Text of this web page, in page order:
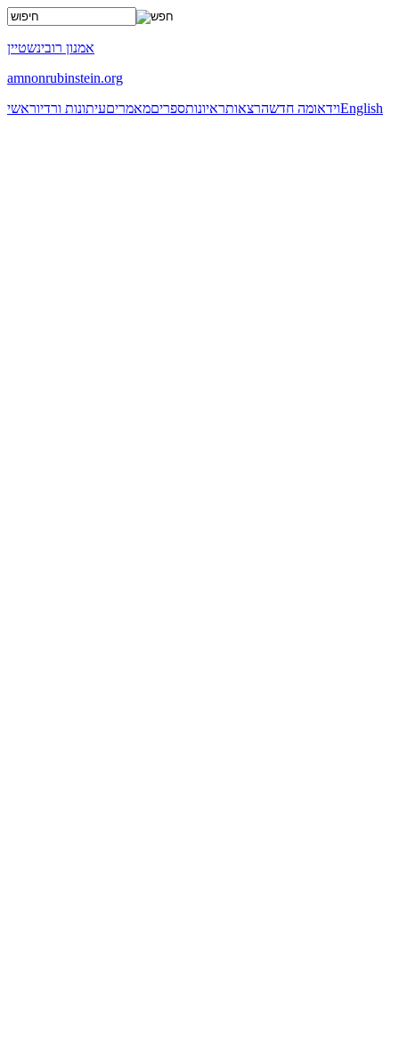
אמנון רובינשטיין
amnonrubinstein.org
x
ראשיעיתונות ורדיומאמריםספריםראיונותהרצאותמה חדשוידאוEnglish